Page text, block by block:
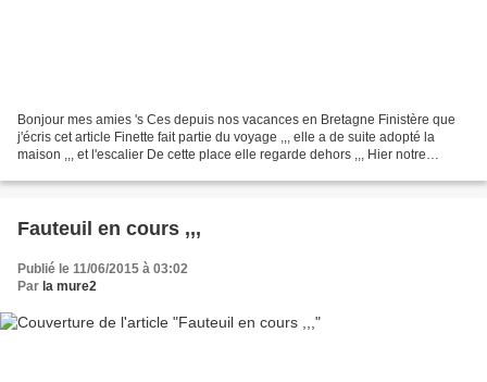
Bonjour mes amies 's Ces depuis nos vacances en Bretagne Finistère que
j'écris cet article Finette fait partie du voyage ,,, elle a de suite adopté la
maison ,,, et l'escalier De cette place elle regarde dehors ,,, Hier notre
Fauteuil en cours ,,,
Publié le 11/06/2015 à 03:02
Par la mure2